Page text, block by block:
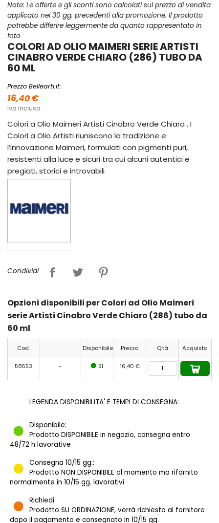
Note: Le offerte e gli sconti sono calcolati sul prezzo di vendita
applicato nei 30 gg. precedenti alla promozione. Il prodotto
potrebbe differire leggermente da quanto rappresentato in
foto
COLORI AD OLIO MAIMERI SERIE ARTISTI
CINABRO VERDE CHIARO (286) TUBO DA
60 ML
Prezzo Bellearti.it:
16,40 €
Iva inclusa
Colori a Olio Maimeri Artisti Cinabro Verde Chiaro . I
Colori a Olio Artisti riuniscono la tradizione e
l’innovazione Maimeri, formulati con pigmenti puri,
resistenti alla luce e sicuri tra cui alcuni autentici e
pregiati, storici e introvabili
Condividi
Opzioni disponibili per Colori ad Olio Maimeri
serie Artisti Cinabro Verde Chiaro (286) tubo da
60 ml
Cod. Disponibile Prezzo Q.tà Acquista
58553 - SI 16,40 €
LEGENDA DISPONIBILITA' E TEMPI DI CONSEGNA:
Disponibile:
Prodotto DISPONIBILE in negozio, consegna entro
48/72 h lavorative
Consegna 10/15 gg.:
Prodotto NON DISPONIBILE al momento ma rifornito
normalmente in 10/15 gg. lavorativi
Richiedi:
Prodotto SU ORDINAZIONE, verrà richiesto al fornitore
dopo il pagamento e consegnato in 10/15 gg.